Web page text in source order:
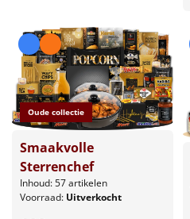
Oude collectie
Smaakvolle
Sterrenchef
Inhoud: 57 artikelen
Voorraad: Uitverkocht